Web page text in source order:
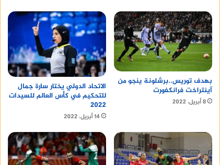
بهدف توريس..برشلونة ينجو من
آينتراخت فرانكفورت
8 أبريل، 2022
الاتحاد الدولي يختار سارة جمال
للتحكيم في كأس العالم للسيدات
2022
14 أبريل، 2022